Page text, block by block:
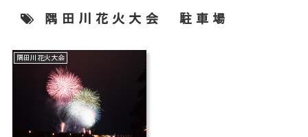
隅田川花火大会 駐車場
隅田川花火大会